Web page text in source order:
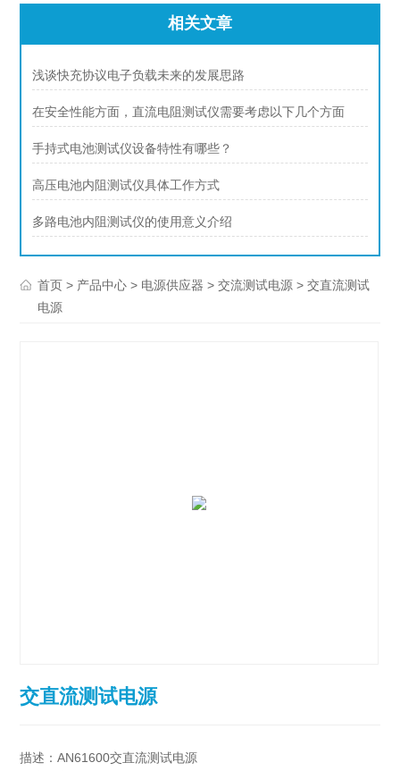
相关文章
浅谈快充协议电子负载未来的发展思路
在安全性能方面，直流电阻测试仪需要考虑以下几个方面
手持式电池测试仪设备特性有哪些？
高压电池内阻测试仪具体工作方式
多路电池内阻测试仪的使用意义介绍
首页 > 产品中心 > 电源供应器 >交流测试电源 > 交直流测试
电源
交直流测试电源
描述：AN61600交直流测试电源